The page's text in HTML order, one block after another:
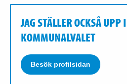
JAG STÄLLER OCKSÅ UPP I
KOMMUNALVALET
Besök profilsidan